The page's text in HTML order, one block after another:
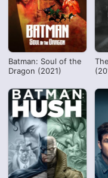
Batman: Soul of the
Dragon (2021)